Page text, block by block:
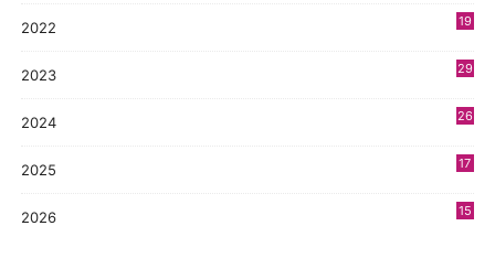
2022
19
2023
29
2024
26
2025
17
2026
15